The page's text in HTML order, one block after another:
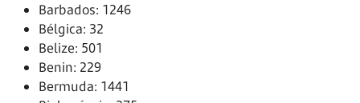
Barbados: 1246
Bélgica: 32
Belize: 501
Benin: 229
Bermuda: 1441